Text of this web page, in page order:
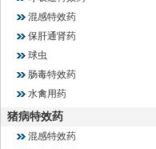
混感特效药
保肝通肾药
球虫
肠毒特效药
水禽用药
猪病特效药
混感特效药